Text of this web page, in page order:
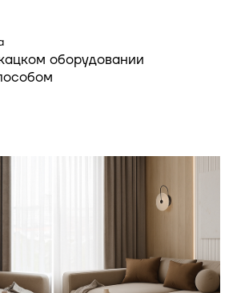
оборудовании